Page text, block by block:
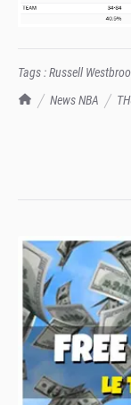
TrashTalk Actu NBA
News NBA
Tags :Russell